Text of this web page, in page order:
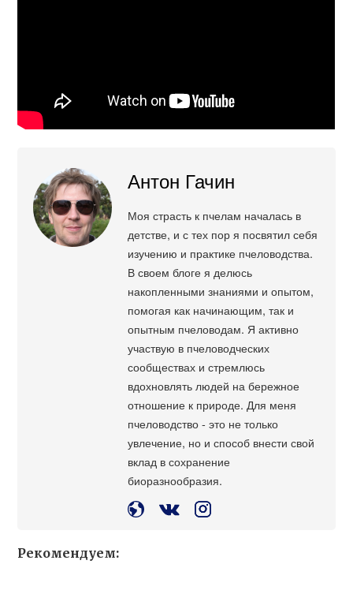
Антон Гачин
Моя страсть к пчелам началась в
детстве, и с тех пор я посвятил себя
изучению и практике пчеловодства.
В своем блоге я делюсь
накопленными знаниями и опытом,
помогая как начинающим, так и
опытным пчеловодам. Я активно
участвую в пчеловодческих
сообществах и стремлюсь
вдохновлять людей на бережное
отношение к природе. Для меня
пчеловодство - это не только
увлечение, но и способ внести свой
вклад в сохранение
биоразнообразия.
Рекомендуем: